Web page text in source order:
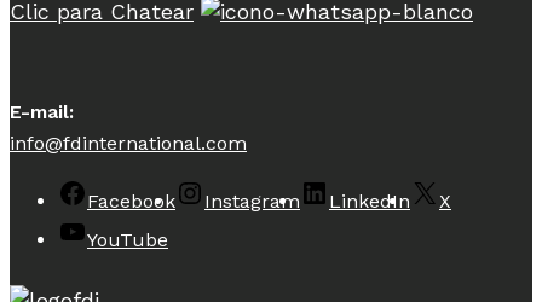
Clic para Chatear
E-mail:
info@fdinternational.com
Facebook Instagram LinkedIn
X
YouTube